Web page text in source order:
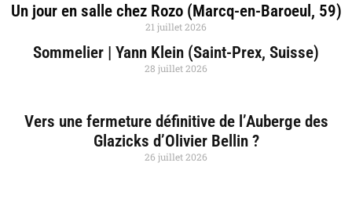
Un jour en salle chez Rozo (Marcq-en-Baroeul, 59)
21 juillet 2026
Sommelier | Yann Klein (Saint-Prex, Suisse)
28 juillet 2026
Vers une fermeture définitive de l’Auberge des
Glazicks d’Olivier Bellin ?
26 juillet 2026